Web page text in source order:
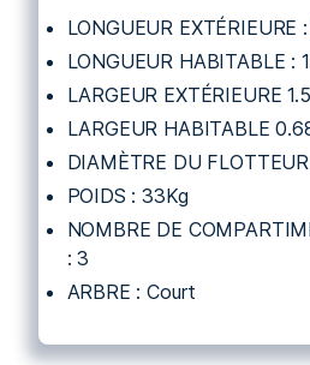
LONGUEUR EXTÉRIEURE
LONGUEUR HABITABLE :
LARGEUR EXTÉRIEURE
LARGEUR HABITABLE
DIAMÈTRE DU
POIDS : 33Kg
NOMBRE DE
: 3
ARBRE : Court